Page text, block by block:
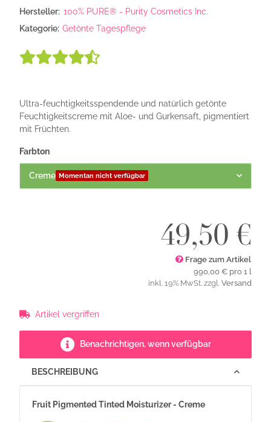
Hersteller: 100% PURE® - Purity Cosmetics Inc.
Kategorie: Getönte Tagespflege
Ultra-feuchtigkeitsspendende und natürlich getönte
Feuchtigkeitscreme mit Aloe- und Gurkensaft, pigmentiert
mit Früchten.
Farbton
Creme Momentan nicht verfügbar
49,50 €
Frage zum Artikel
990,00 € pro 1 l
inkl. 19% MwSt. zzgl. Versand
Artikel vergriffen
Benachrichtigen, wenn verfügbar
BESCHREIBUNG
Fruit Pigmented Tinted Moisturizer - Creme